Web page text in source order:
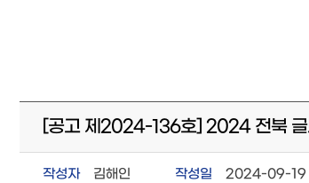
[공고 제2024-136호] 2024 전북 글
작성자 김해인 작성일 2024-09-19